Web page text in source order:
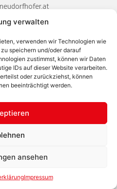
verwalten
verwenden wir Technologien wie
speichern und/oder darauf
zustimmst, können wir Daten
IDs auf dieser Website verarbeiten.
oder zurückziehst, können
beeinträchtigt werden.
ansehen
Impressum